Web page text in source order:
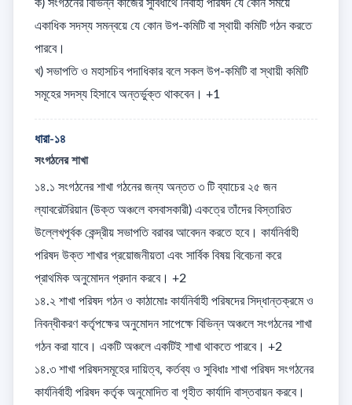
ক) সংগঠনের বিভিন্ন কাজের সুবিধার্থে নির্বাহী পরিষদ যে কোন সময়ে
একাধিক সদস্য সমন্বয়ে যে কোন উপ-কমিটি বা স্থায়ী কমিটি গঠন করতে
পারবে।
খ) সভাপতি ও মহাসচিব পদাধিকার বলে সকল উপ-কমিটি বা স্থায়ী কমিটি
সমূহের সদস্য হিসাবে অন্তর্ভুক্ত থাকবেন। +1
ধারা-১৪
সংগঠনের শাখা
১৪.১ সংগঠনের শাখা গঠনের জন্য অন্তত ৩ টি ব্যাচের ২৫ জন
ল্যাবরেটরিয়ান (উক্ত অঞ্চলে বসবাসকারী) একত্রে তাঁদের বিস্তারিত
উল্লেখপূর্বক কেন্দ্রীয় সভাপতি বরাবর আবেদন করতে হবে। কার্যনির্বাহী
পরিষদ উক্ত শাখার প্রয়োজনীয়তা এবং সার্বিক বিষয় বিবেচনা করে
প্রাথমিক অনুমোদন প্রদান করবে। +2
১৪.২ শাখা পরিষদ গঠন ও কাঠামোঃ কার্যনির্বাহী পরিষদের সিদ্ধান্তক্রমে ও
নিবন্ধীকরণ কর্তৃপক্ষের অনুমোদন সাপেক্ষে বিভিন্ন অঞ্চলে সংগঠনের শাখা
গঠন করা যাবে। একটি অঞ্চলে একটিই শাখা থাকতে পারবে। +2
১৪.৩ শাখা পরিষদসমূহের দায়িত্ব, কর্তব্য ও সুবিধাঃ শাখা পরিষদ সংগঠনের
কার্যনির্বাহী পরিষদ কর্তৃক অনুমোদিত বা গৃহীত কার্যাদি বাস্তবায়ন করবে।